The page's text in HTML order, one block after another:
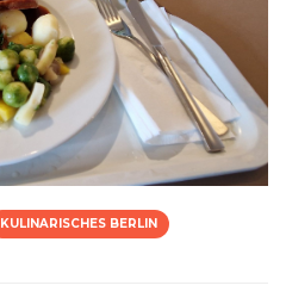
KULINARISCHES BERLIN